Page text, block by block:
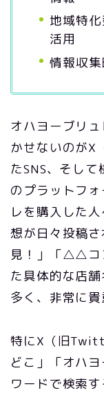
地域特
活用
情報収
オハヨーブリ
かせないのが
たSNS、そし
のプラットフ
レを購入した
想が日々投稿
見！」「△△コ
た具体的な店
多く、非常に貴
特にX（旧
どこ」「オハ
ワードで検索